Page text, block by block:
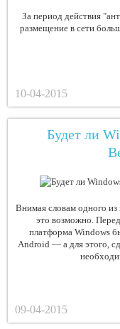
За период действия
размещение в сети
10-04-2015
Будет ли
Внимая словам одного
это возможно.
платформа Windows
Android — а для этого,
09-04-2015